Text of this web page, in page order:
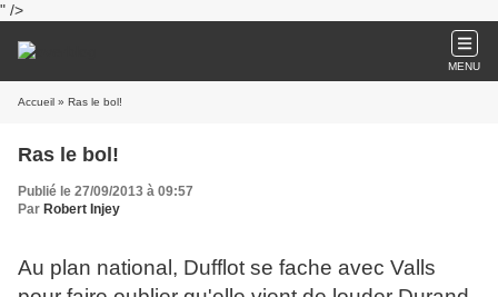
" />
MENU
Accueil » Ras le bol!
Ras le bol!
Publié le 27/09/2013 à 09:57
Par Robert Injey
Au plan national, Dufflot se fache avec Valls